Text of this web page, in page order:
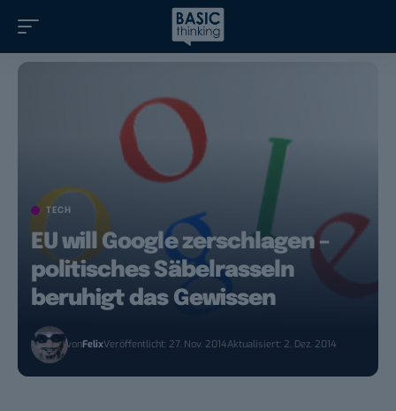
TECH
EU will Google zerschlagen –
politisches Säbelrasseln
beruhigt das Gewissen
vonFelixVeröffentlicht: 27. Nov. 2014Aktualisiert: 2. Dez. 2014